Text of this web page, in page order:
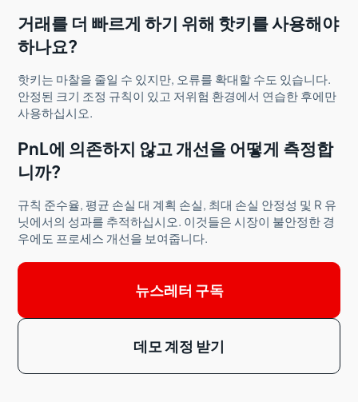
거래를 더 빠르게 하기 위해 핫키를 사용해야
하나요?
핫키는 마찰을 줄일 수 있지만, 오류를 확대할 수도 있습니다.
안정된 크기 조정 규칙이 있고 저위험 환경에서 연습한 후에만
사용하십시오.
PnL에 의존하지 않고 개선을 어떻게 측정합
니까?
규칙 준수율, 평균 손실 대 계획 손실, 최대 손실 안정성 및 R 유
닛에서의 성과를 추적하십시오. 이것들은 시장이 불안정한 경
우에도 프로세스 개선을 보여줍니다.
뉴스레터 구독
데모 계정 받기